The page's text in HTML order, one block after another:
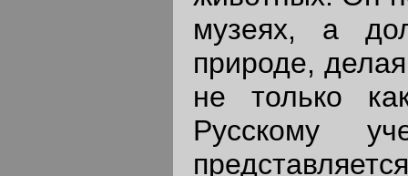
музеях, а
природе,
не только
Русскому